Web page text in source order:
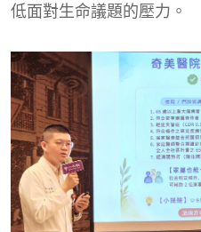
低面對生命議題的壓力。